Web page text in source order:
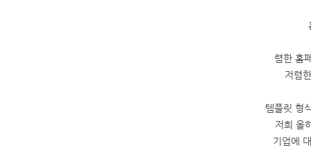
렴한 홈
저렴
템플릿 형
저희 올
기업에